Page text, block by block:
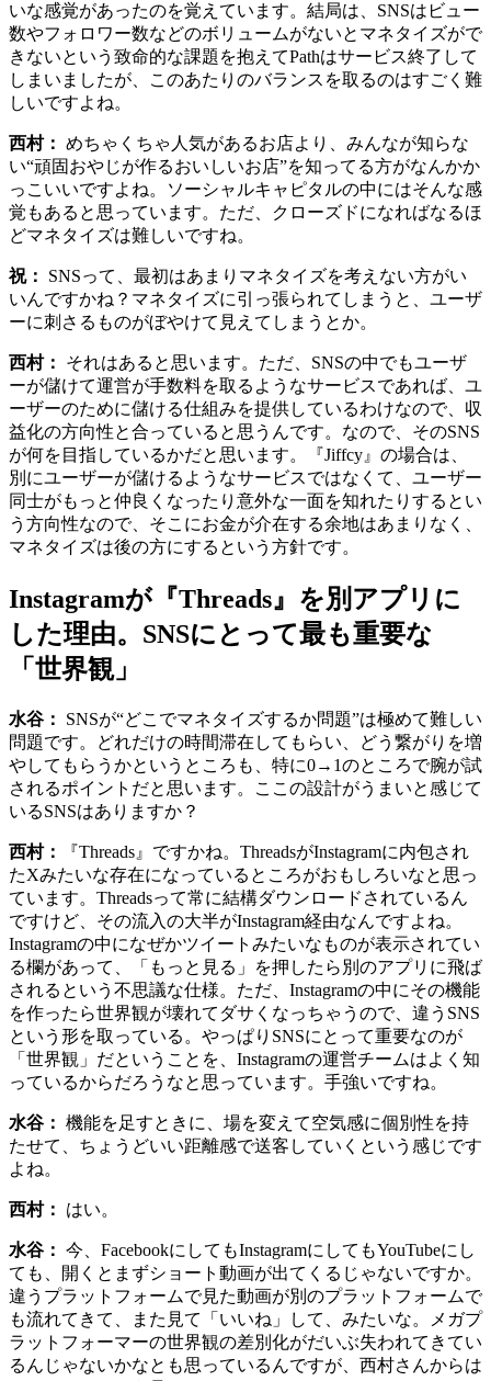
いな感覚があったのを覚えています。結局は、SNSはビュー
数やフォロワー数などのボリュームがないとマネタイズがで
きないという致命的な課題を抱えてPathはサービス終了して
しまいましたが、このあたりのバランスを取るのはすごく難
しいですよね。
西村： めちゃくちゃ人気があるお店より、みんなが知らな
い“頑固おやじが作るおいしいお店”を知ってる方がなんかか
っこいいですよね。ソーシャルキャピタルの中にはそんな感
覚もあると思っています。ただ、クローズドになればなるほ
どマネタイズは難しいですね。
祝：
SNSって、最初はあまりマネタイズを考えない方がい
いんですかね？マネタイズに引っ張られてしまうと、ユーザ
ーに刺さるものがぼやけて見えてしまうとか。
西村：
それはあると思います。ただ、SNSの中でもユーザ
ーが儲けて運営が手数料を取るようなサービスであれば、ユ
ーザーのために儲ける仕組みを提供しているわけなので、収
益化の方向性と合っていると思うんです。なので、そのSNS
が何を目指しているかだと思います。『Jiffcy』の場合は、
別にユーザーが儲けるようなサービスではなくて、ユーザー
同士がもっと仲良くなったり意外な一面を知れたりするとい
う方向性なので、そこにお金が介在する余地はあまりなく、
マネタイズは後の方にするという方針です。
Instagramが『Threads』を別アプリに
した理由。SNSにとって最も重要な
「世界観」
水谷：
SNSが“どこでマネタイズするか問題”は極めて難しい
問題です。どれだけの時間滞在してもらい、どう繋がりを増
やしてもらうかというところも、特に0→1のところで腕が試
されるポイントだと思います。ここの設計がうまいと感じて
いるSNSはありますか？
西村：
『Threads』ですかね。ThreadsがInstagramに内包され
たXみたいな存在になっているところがおもしろいなと思っ
ています。Threadsって常に結構ダウンロードされているん
ですけど、その流入の大半がInstagram経由なんですよね。
Instagramの中になぜかツイートみたいなものが表示されてい
る欄があって、「もっと見る」を押したら別のアプリに飛ば
されるという不思議な仕様。ただ、Instagramの中にその機能
を作ったら世界観が壊れてダサくなっちゃうので、違うSNS
という形を取っている。やっぱりSNSにとって重要なのが
「世界観」だということを、Instagramの運営チームはよく知
っているからだろうなと思っています。手強いですね。
水谷： 機能を足すときに、場を変えて空気感に個別性を持
たせて、ちょうどいい距離感で送客していくという感じです
よね。
西村： はい。
水谷： 今、FacebookにしてもInstagramにしてもYouTubeにし
ても、開くとまずショート動画が出てくるじゃないですか。
違うプラットフォームで見た動画が別のプラットフォームで
も流れてきて、また見て「いいね」して、みたいな。メガプ
ラットフォーマーの世界観の差別化がだいぶ失われてきてい
るんじゃないかなとも思っているんですが、西村さんからは